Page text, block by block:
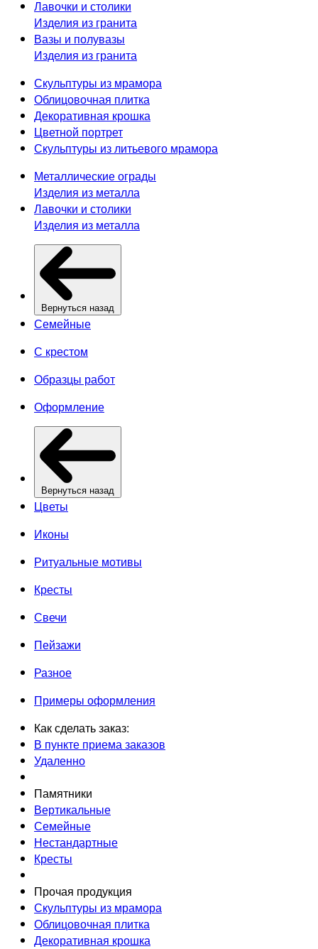
Лавочки и столики
Изделия из гранита
Вазы и полувазы
Изделия из гранита
Скульптуры из мрамора
Облицовочная плитка
Декоративная крошка
Цветной портрет
Скульптуры из литьевого мрамора
Металлические ограды
Изделия из металла
Лавочки и столики
Изделия из металла
Вернуться назад
Семейные
С крестом
Образцы работ
Оформление
Вернуться назад
Цветы
Иконы
Ритуальные мотивы
Кресты
Свечи
Пейзажи
Разное
Примеры оформления
Как сделать заказ:
В пункте приема заказов
Удаленно
Памятники
Вертикальные
Семейные
Нестандартные
Кресты
Прочая продукция
Скульптуры из мрамора
Облицовочная плитка
Декоративная крошка